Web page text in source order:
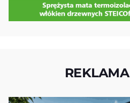
REKLAMA